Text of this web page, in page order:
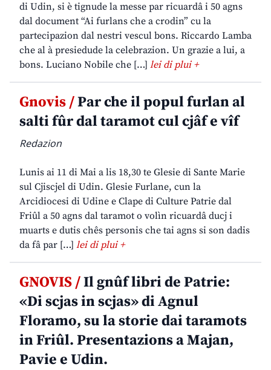
di Udin, si è tignude la messe par ricuardâ i 50 agns
dal document “Ai furlans che a crodin” cu la
partecipazion dal nestri vescul bons. Riccardo Lamba
che al à presiedude la celebrazion. Un grazie a lui, a
bons. Luciano Nobile che […] lei di plui +
Gnovis /Par che il popul furlan al
salti fûr dal taramot cul cjâf e vîf
Redazion
Lunis ai 11 di Mai a lis 18,30 te Glesie di Sante Marie
sul Cjiscjel di Udin. Glesie Furlane, cun la
Arcidiocesi di Udine e Clape di Culture Patrie dal
Friûl a 50 agns dal taramot o volìn ricuardâ ducj i
muarts e dutis chês personis che tai agns si son dadis
da fâ par […] lei di plui +
GNOVIS /Il gnûf libri de Patrie:
«Di scjas in scjas» di Agnul
Floramo, su la storie dai taramots
in Friûl. Presentazions a Majan,
Pavie e Udin.